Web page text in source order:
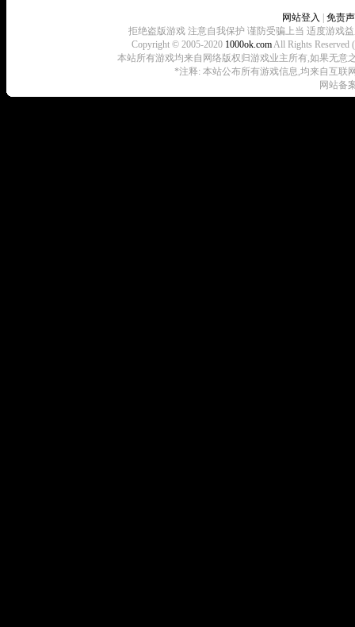
网站登入
免责
拒绝盗版游戏 注意自我保护 谨防受骗上当 适度游戏
Copyright © 2005-2020 1000ok.comAll Rights
本站所有游戏均来自网络版权归游戏业主所有,如果无意
*注释: 本站公布所有游戏信息,均来自互联
网站备